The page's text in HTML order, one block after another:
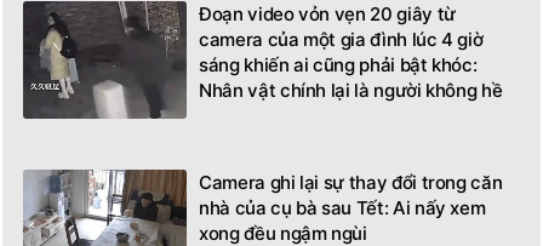
Đoạn video vỏn vẹn 20 giây từ
camera của một gia đình lúc 4 giờ
sáng khiến ai cũng phải bật khóc:
Nhân vật chính lại là người không hề
Camera ghi lại sự thay đổi trong căn
nhà của cụ bà sau Tết: Ai nấy xem
xong đều ngậm ngùi